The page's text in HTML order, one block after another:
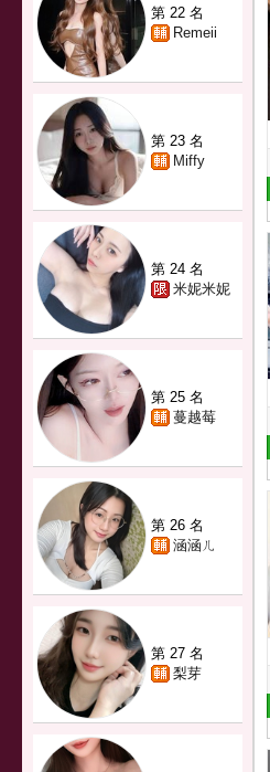
第 22 名
Remeii
第 23 名
Miffy
第 24 名
米妮米妮
第 25 名
蔓越莓
第 26 名
涵涵ㄦ
第 27 名
梨芽